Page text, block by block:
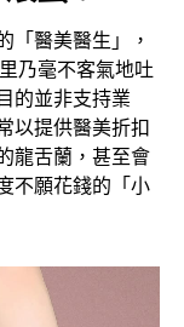
「醫美醫生」，
乃毫不客氣地吐
的並非支持業
以提供醫美折扣
龍舌蘭，甚至會
不願花錢的「小